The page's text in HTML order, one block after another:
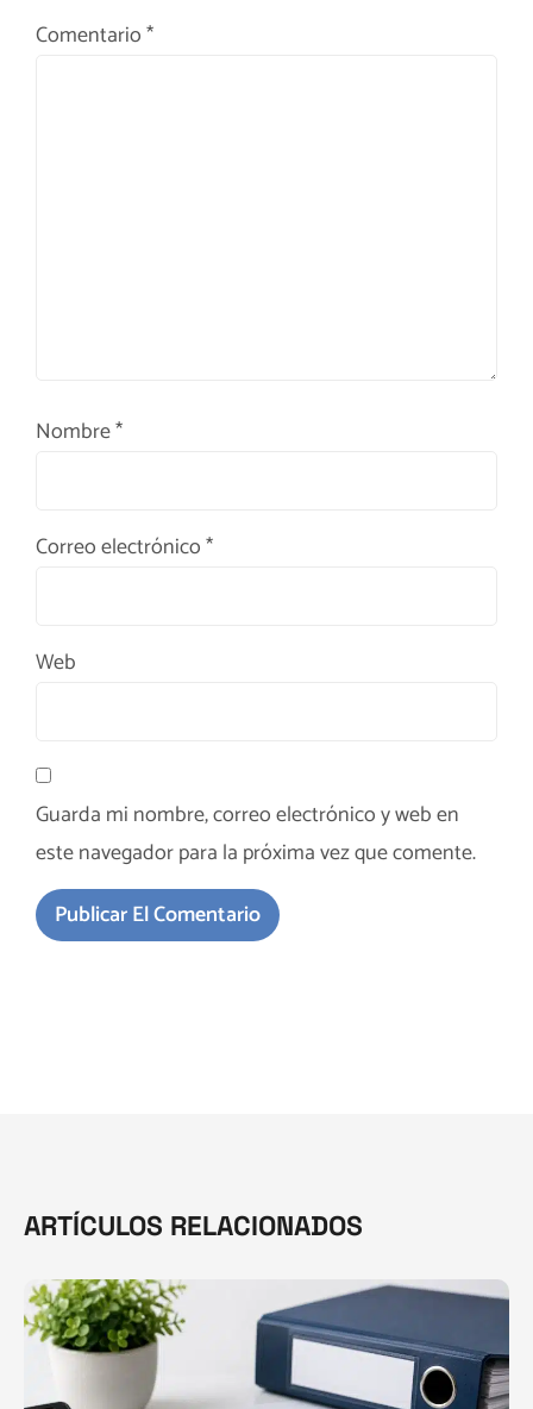
Comentario*
Nombre*
Correo electrónico*
Web
Guarda mi nombre, correo electrónico y web en
este navegador para la próxima vez que comente.
ARTÍCULOS RELACIONADOS